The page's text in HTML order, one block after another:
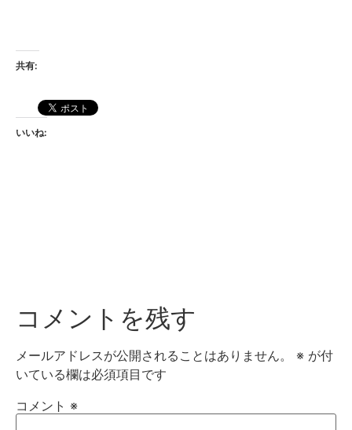
共有:
いいね:
コメントを残す
メールアドレスが公開されることはありません。 ※ が付
いている欄は必須項目です
コメント ※